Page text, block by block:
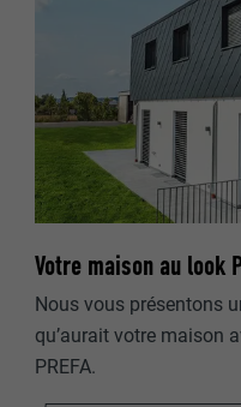
Votre maison au look
Nous vous présentons
qu’aurait votre maison
PREFA.